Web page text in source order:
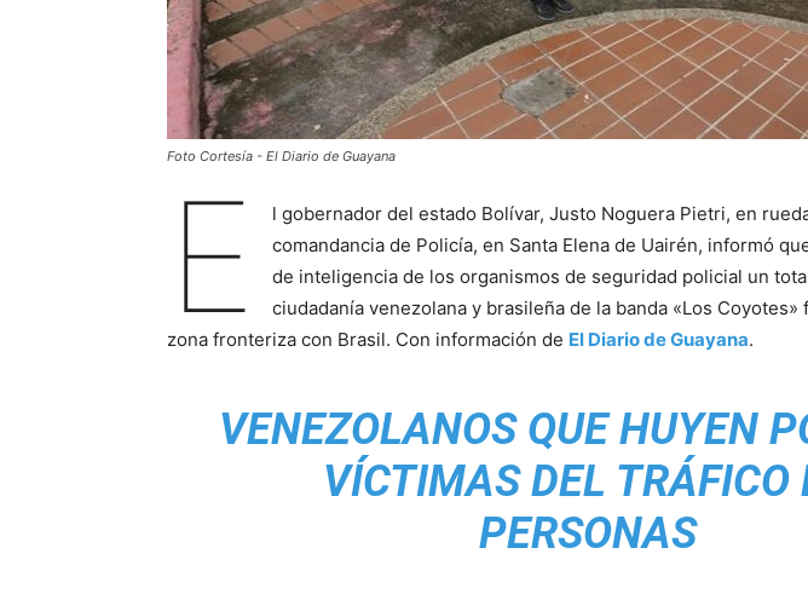
Foto Cortesía - El Diario de Guayana
E
l gobernador del estado Bolívar, Justo Noguera Pietri, en
comandancia de Policía, en Santa Elena de Uairén, informó
de inteligencia de los organismos de seguridad policial un
ciudadanía venezolana y brasileña de la banda «Los
zona fronteriza con Brasil. Con información de El Diario de Guayana.
VENEZOLANOS QUE HUYEN
VÍCTIMAS DEL TRÁFICO
PERSONAS